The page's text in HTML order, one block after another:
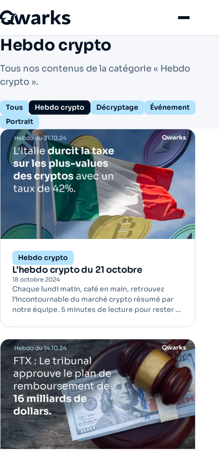
Menu
Hebdo crypto
Tous nos contenus de la catégorie « Hebdo
crypto ».
Tous Hebdo crypto Décryptage
Événement
Portrait
Hebdo crypto
L’hebdo crypto du 21 octobre
18 octobre 2024
Chaque lundi matin, café en main, retrouvez
l’incontournable du marché crypto résumé par
notre équipe. 5 minutes de lecture pour rester à
cryptomonnaies avec un taux de 42% |
Régulation L'Italie prévoit une augmentation
significative des taxes